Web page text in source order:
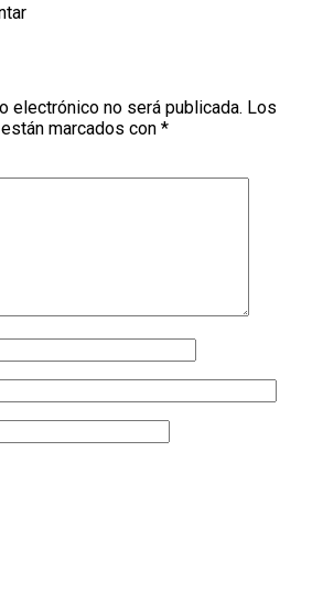
electrónico no será publicada. Los
marcados con *